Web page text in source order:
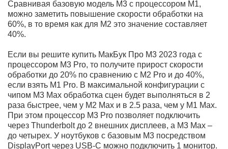
Один из лучших дисплеев Super AMOLED
Пространственное звучание
Самая высокая производительность
Самый мощный 16-ядерный процессор M3 Max
40-ядерная графика
Хранилище на 8TB